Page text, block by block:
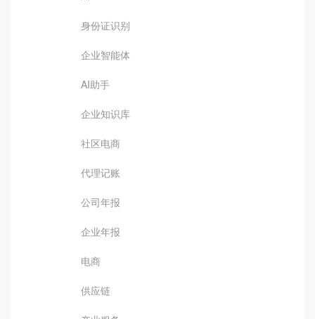
身份证识别
企业智能体
AI助手
企业知识库
社区电商
代理记账
公司年报
企业年报
电商
供应链